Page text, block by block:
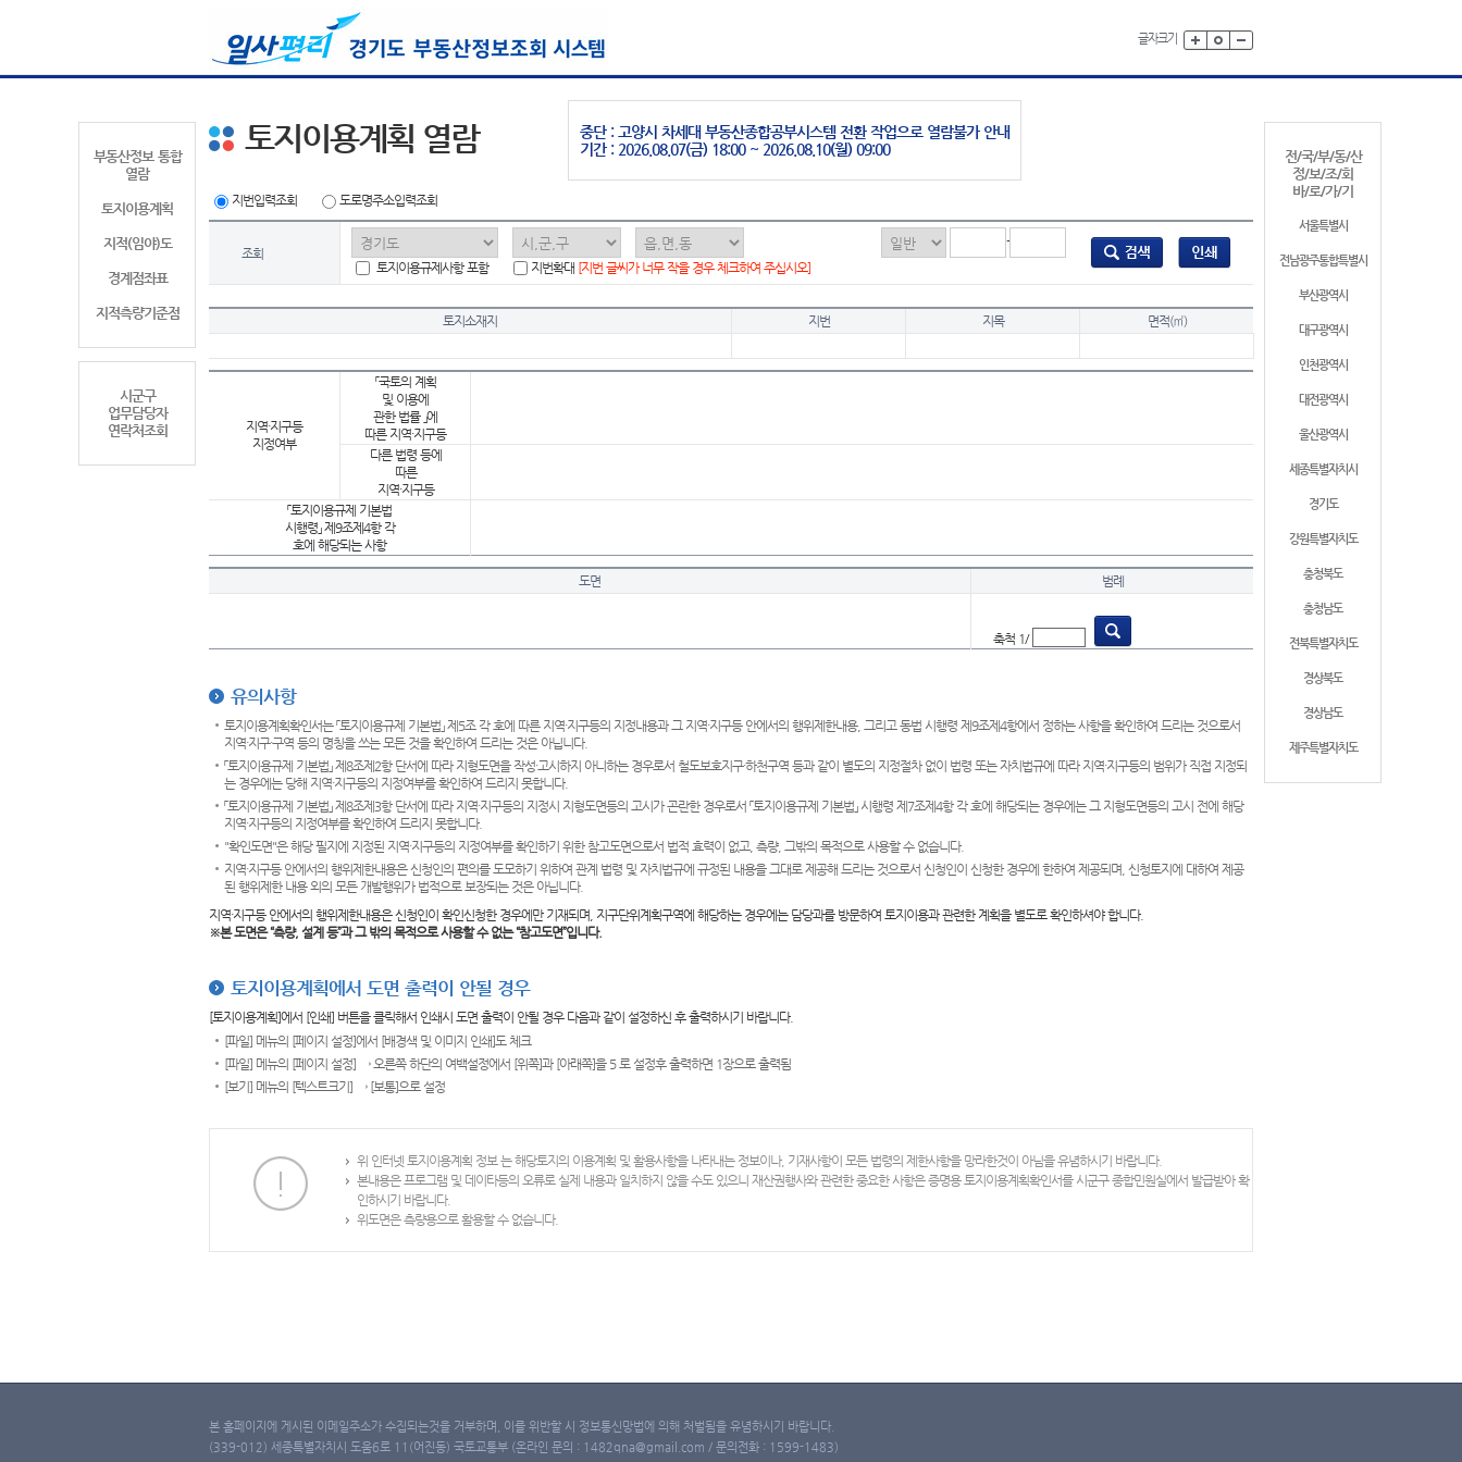
글자크기
부동산정보 통합
열람
토지이용계획
지적(임야)도
경계점좌표
지적측량기준점
시군구
업무담당자
연락처조회
전/국/부/동/산
정/보/조/회
바/로/가/기
서울특별시
전남광주통합특별시
부산광역시
대구광역시
인천광역시
대전광역시
울산광역시
세종특별자치시
경기도
강원특별자치도
충청북도
충청남도
전북특별자치도
경상북도
경상남도
제주특별자치도
중단 : 고양시 차세대 부동산종합공부시스템 전환 작업으로 열람불가 안내
기간 : 2026.08.07(금) 18:00 ~ 2026.08.10(월) 09:00
토지이용계획 열람
지번입력조회 도로명주소입력조회
조회
-
토지이용규제사항 포함
지번확대 [지번 글씨가 너무 작을 경우 체크하여 주십시오]
토지소재지 지번 지목 면적(㎡)
지역·지구등
지정여부
「국토의 계획
및 이용에
관한 법률 」에
따른 지역·지구등
다른 법령 등에
따른
지역·지구등
「토지이용규제 기본법
시행령」 제9조제4항 각
호에 해당되는 사항
도면 범례
축척 1/
유의사항
토지이용계획확인서는 「토지이용규제 기본법」 제5조 각 호에 따른 지역·지구등의 지정내용과 그 지역·지구등 안에서의 행위제한내용, 그리고 동법 시행령 제9조제4항에서 정하는 사항을 확인하여 드리는 것으로서
지역·지구·구역 등의 명칭을 쓰는 모든 것을 확인하여 드리는 것은 아닙니다.
「토지이용규제 기본법」 제8조제2항 단서에 따라 지형도면을 작성·고시하지 아니하는 경우로서 철도보호지구·하천구역 등과 같이 별도의 지정절차 없이 법령 또는 자치법규에 따라 지역·지구등의 범위가 직접 지정되
는 경우에는 당해 지역·지구등의 지정여부를 확인하여 드리지 못합니다.
「토지이용규제 기본법」 제8조제3항 단서에 따라 지역·지구등의 지정시 지형도면등의 고시가 곤란한 경우로서 「토지이용규제 기본법」 시행령 제7조제4항 각 호에 해당되는 경우에는 그 지형도면등의 고시 전에 해당
지역·지구등의 지정여부를 확인하여 드리지 못합니다.
"확인도면"은 해당 필지에 지정된 지역·지구등의 지정여부를 확인하기 위한 참고도면으로서 법적 효력이 없고, 측량, 그밖의 목적으로 사용할 수 없습니다.
지역·지구등 안에서의 행위제한내용은 신청인의 편의를 도모하기 위하여 관계 법령 및 자치법규에 규정된 내용을 그대로 제공해 드리는 것으로서 신청인이 신청한 경우에 한하여 제공되며, 신청토지에 대하여 제공
된 행위제한 내용 외의 모든 개발행위가 법적으로 보장되는 것은 아닙니다.
지역·지구등 안에서의 행위제한내용은 신청인이 확인신청한 경우에만 기재되며, 지구단위계획구역에 해당하는 경우에는 담당과를 방문하여 토지이용과 관련한 계획을 별도로 확인하셔야 합니다.
※본 도면은“측량, 설계 등”과 그 밖의 목적으로 사용할 수 없는 “참고도면”입니다.
토지이용계획에서 도면 출력이 안될 경우
[토지이용계획]에서 [인쇄] 버튼을 클릭해서 인쇄시 도면 출력이 안될 경우 다음과 같이 설정하신 후 출력하시기 바랍니다.
[파일] 메뉴의 [페이지 설정]에서 [배경색 및 이미지 인쇄]도 체크
[파일] 메뉴의 [페이지 설정] → 오른쪽 하단의 여백설정에서 [위쪽]과 [아래쪽]을 5 로 설정후 출력하면 1장으로 출력됨
[보기] 메뉴의 [텍스트크기] → [보통]으로 설정
위 인터넷 토지이용계획 정보 는 해당토지의 이용계획 및 활용사항을 나타내는 정보이나, 기재사항이 모든 법령의 제한사항을 망라한것이 아님을 유념하시기 바랍니다.
본내용은 프로그램 및 데이타등의 오류로 실제 내용과 일치하지 않을 수도 있으니 재산권행사와 관련한 중요한 사항은 증명용 토지이용계획확인서를 시군구 종합민원실에서 발급받아 확
인하시기 바랍니다.
위도면은 측량용으로 활용할 수 없습니다.
본 홈페이지에 게시된 이메일주소가 수집되는것을 거부하며, 이를 위반할 시 정보통신망법에 의해 처벌됨을 유념하시기 바랍니다.
(339-012) 세종특별자치시 도움6로 11(어진동) 국토교통부 (온라인 문의 : 1482qna@gmail.com / 문의전화 : 1599-1483)